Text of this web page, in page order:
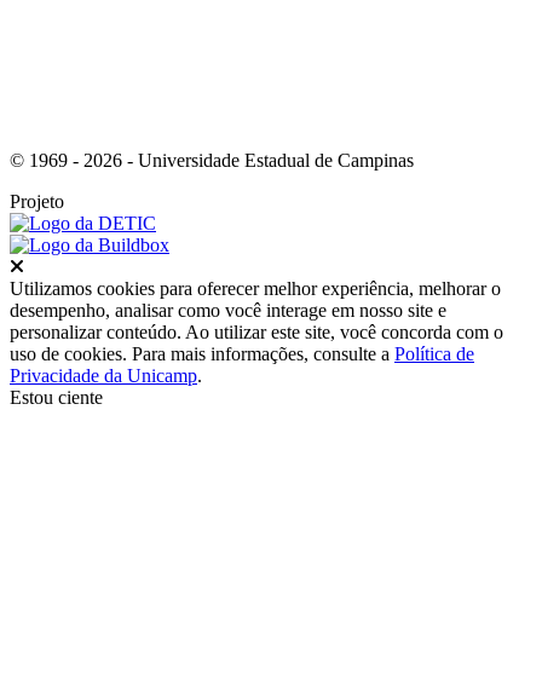
© 1969 - 2026 - Universidade Estadual de Campinas
Projeto
Utilizamos cookies para oferecer melhor experiência, melhorar o
desempenho, analisar como você interage em nosso site e
personalizar conteúdo. Ao utilizar este site, você concorda com o
uso de cookies. Para mais informações, consulte a Política de
Privacidade da Unicamp.
Estou ciente